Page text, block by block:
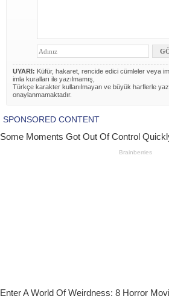
UYARI: Küfür, hakaret, rencide edici cümleler veya
imla kuralları ile yazılmamış,
Türkçe karakter kullanılmayan ve büyük harflerle
onaylanmamaktadır.